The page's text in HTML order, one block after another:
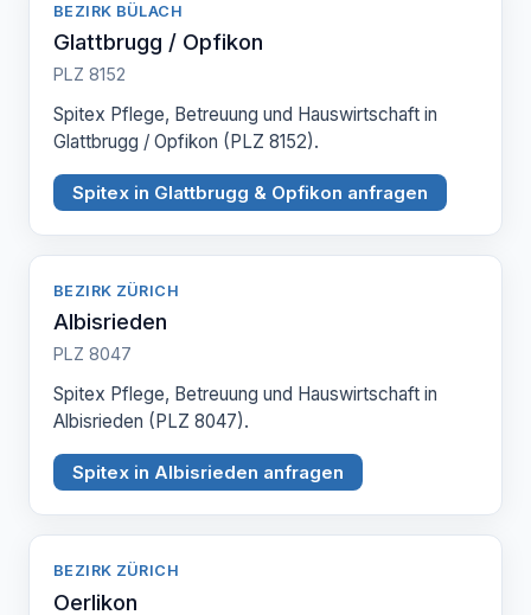
BEZIRK BÜLACH
Glattbrugg / Opfikon
PLZ 8152
Spitex Pflege, Betreuung und Hauswirtschaft in
Glattbrugg / Opfikon (PLZ 8152).
Spitex in Glattbrugg & Opfikon anfragen
BEZIRK ZÜRICH
Albisrieden
PLZ 8047
Spitex Pflege, Betreuung und Hauswirtschaft in
Albisrieden (PLZ 8047).
Spitex in Albisrieden anfragen
BEZIRK ZÜRICH
Oerlikon